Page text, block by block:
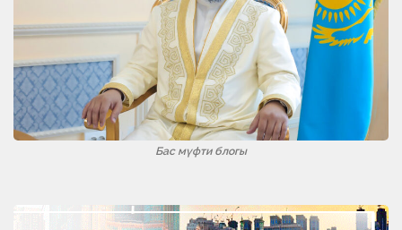
Бас мүфти блогы